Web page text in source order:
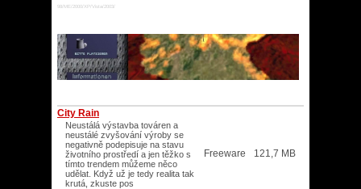
98/ME/2000/XP/Vista/2003/
City Rain
Neustálá výstavba továren a
neustálé zvyšování výroby se
negativně podepisuje na stavu
životního prostředí a jen těžko s
tímto trendem můžeme něco
udělat. Když už je tedy realita tak
krutá, zkuste pos
Freeware 121,7 MB